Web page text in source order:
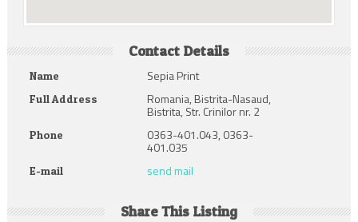
Contact Details
Name Sepia Print
Full Address Romania, Bistrita-Nasaud,
Bistrita, Str. Crinilor nr. 2
Phone 0363-401.043, 0363-
401.035
E-mail send mail
Share This Listing